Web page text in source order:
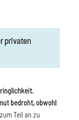
privaten
bedroht, obwohl
Teil an zu